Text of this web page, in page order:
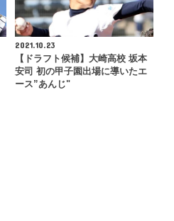
2021.10.23
【ドラフト候補】大崎高校 坂本
安司 初の甲子園出場に導いたエ
ース”あんじ"